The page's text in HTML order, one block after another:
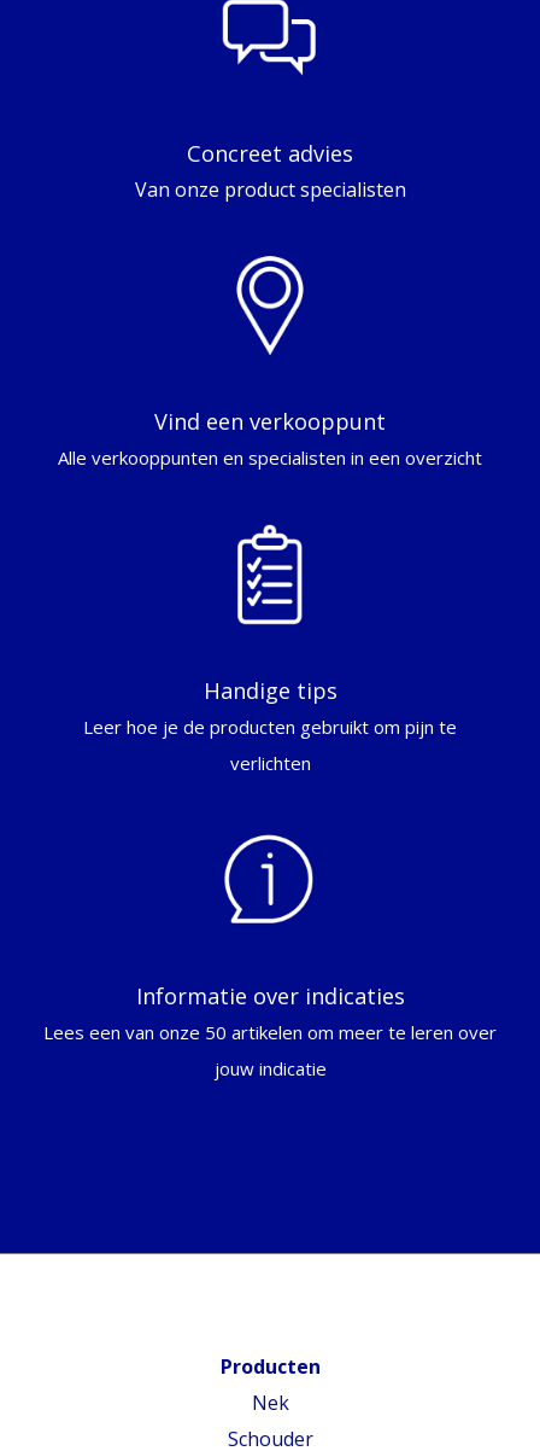
Concreet advies
Van onze product specialisten
Vind een verkooppunt
Alle verkooppunten en specialisten in een overzicht
Handige tips
Leer hoe je de producten gebruikt om pijn te
verlichten
Informatie over indicaties
Lees een van onze 50 artikelen om meer te leren over
jouw indicatie
Producten
Nek
Schouder